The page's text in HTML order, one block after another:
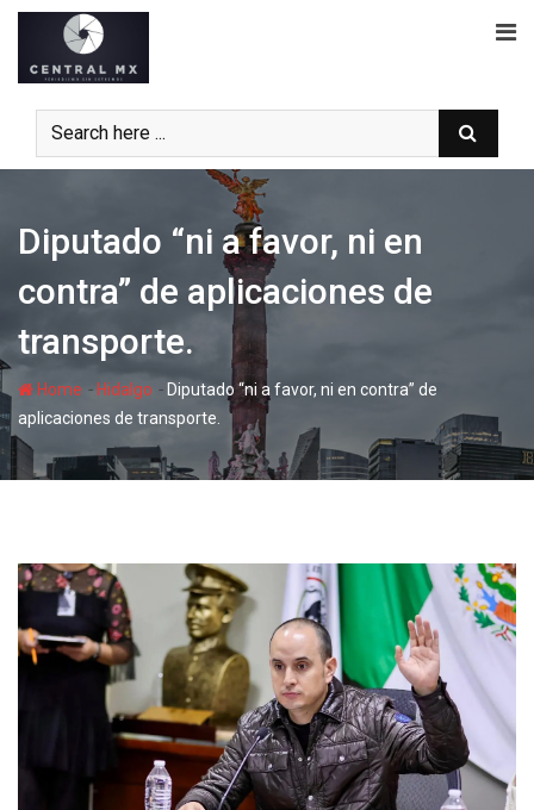
Skip
content
Diputado “ni a favor, ni en
contra” de aplicaciones de
transporte.
Home - Hidalgo - Diputado “ni a favor, ni en contra” de
aplicaciones de transporte.